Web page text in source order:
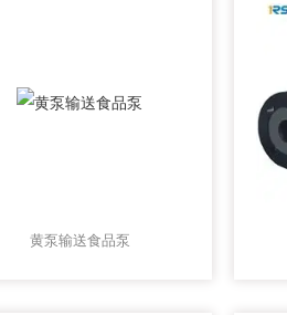
黄泵输送食品泵